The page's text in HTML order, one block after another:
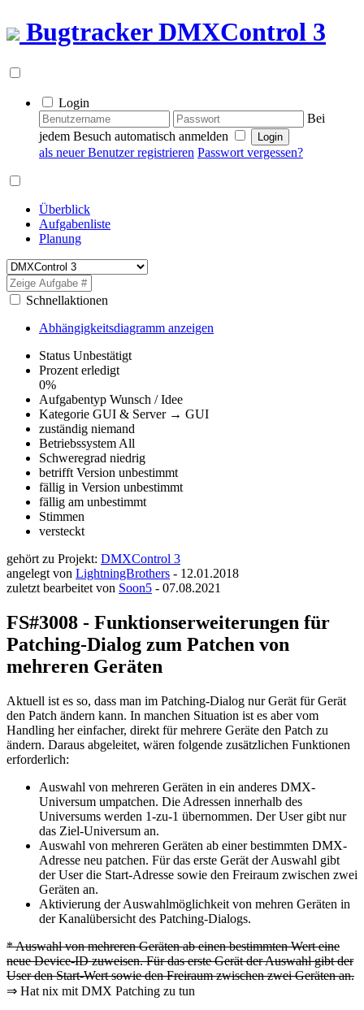
BugtrackerDMXControl 3
Login
Bei
jedem Besuch automatisch anmelden
als neuer Benutzer registrieren Passwort vergessen?
Überblick
Aufgabenliste
Planung
Schnellaktionen
Abhängigkeitsdiagramm anzeigen
Status Unbestätigt
Prozent erledigt
0%
Aufgabentyp Wunsch / Idee
Kategorie GUI & Server → GUI
zuständig niemand
Betriebssystem All
Schweregrad niedrig
betrifft Version unbestimmt
fällig in Version unbestimmt
fällig am unbestimmt
Stimmen
versteckt
gehört zu Projekt: DMXControl 3
angelegt von LightningBrothers - 12.01.2018
zuletzt bearbeitet von Soon5 - 07.08.2021
FS#3008 - Funktionserweiterungen für
Patching-Dialog zum Patchen von
mehreren Geräten
Aktuell ist es so, dass man im Patching-Dialog nur Gerät für Gerät
den Patch ändern kann. In manchen Situation ist es aber vom
Handling her einfacher, direkt für mehrere Geräte den Patch zu
ändern. Daraus abgeleitet, wären folgende zusätzlichen Funktionen
erforderlich:
Auswahl von mehreren Geräten in ein anderes DMX-
Universum umpatchen. Die Adressen innerhalb des
Universums werden 1-zu-1 übernommen. Der User gibt nur
das Ziel-Universum an.
Auswahl von mehreren Geräten ab einer bestimmten DMX-
Adresse neu patchen. Für das erste Gerät der Auswahl gibt
der User die Start-Adresse sowie den Freiraum zwischen zwei
Geräten an.
Aktivierung der Auswahlmöglichkeit von mehren Geräten in
der Kanalübersicht des Patching-Dialogs.
* Auswahl von mehreren Geräten ab einen bestimmten Wert eine
neue Device-ID zuweisen. Für das erste Gerät der Auswahl gibt der
User den Start-Wert sowie den Freiraum zwischen zwei Geräten an.
⇒ Hat nix mit DMX Patching zu tun